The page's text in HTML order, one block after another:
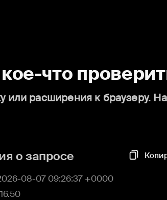
что
или расширения к браузеру.
о запросе
08-07 09:26:37 +0000